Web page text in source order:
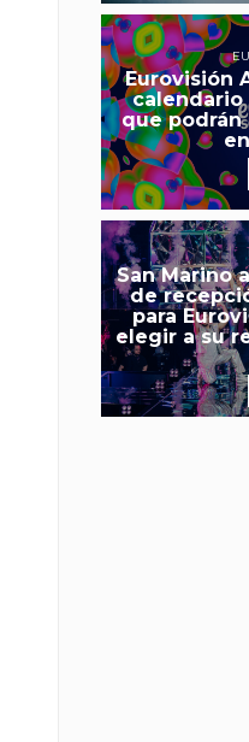
Eurovisión
calendario
que
San Marino
de
para
elegir a su